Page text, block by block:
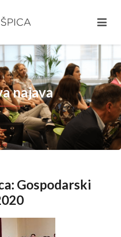
najava
Gospodarski